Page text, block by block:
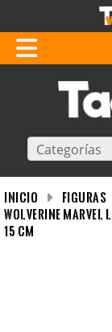
Categorías
INICIO Figuras
Wolverine Marvel
15 CM